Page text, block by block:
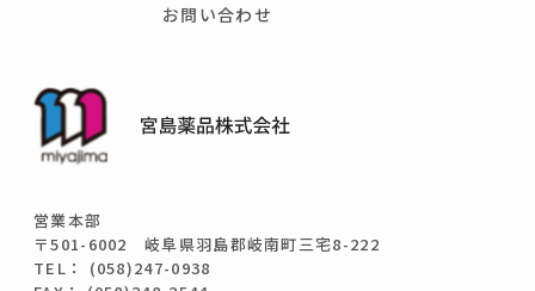
営業本部
〒501-6002 岐阜県羽島郡岐南町三宅8-222
TEL： (058)247-0938
お問い合わせ